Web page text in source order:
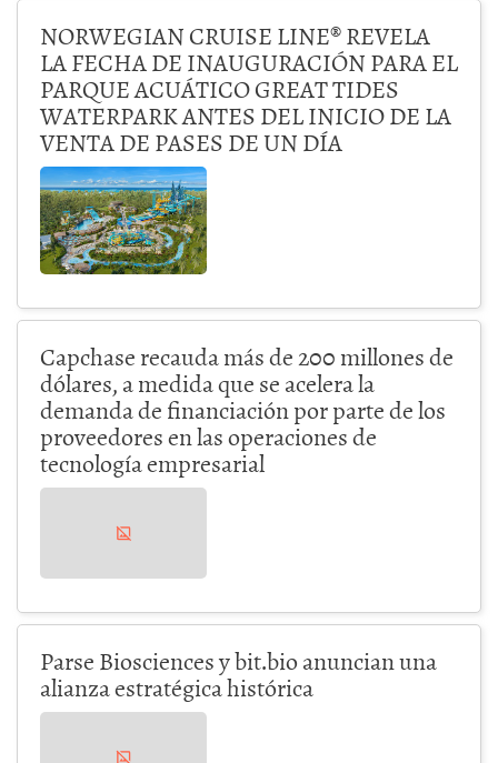
NORWEGIAN CRUISE LINE® REVELA
LA FECHA DE INAUGURACIÓN PARA EL
PARQUE ACUÁTICO GREAT TIDES
WATERPARK ANTES DEL INICIO DE LA
VENTA DE PASES DE UN DÍA
Capchase recauda más de 200 millones de
dólares, a medida que se acelera la
demanda de financiación por parte de los
proveedores en las operaciones de
tecnología empresarial
Parse Biosciences y bit.bio anuncian una
alianza estratégica histórica